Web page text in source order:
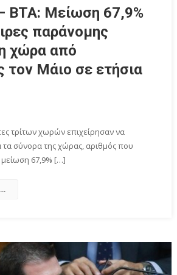
ΒΤΑ: Μείωση 67,9%
παράνομης
χώρα από
τον Μάιο σε ετήσια
τρίτων χωρών επιχείρησαν να
σύνορα της χώρας, αριθμός που
67,9% […]